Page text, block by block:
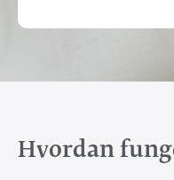
Hvordan